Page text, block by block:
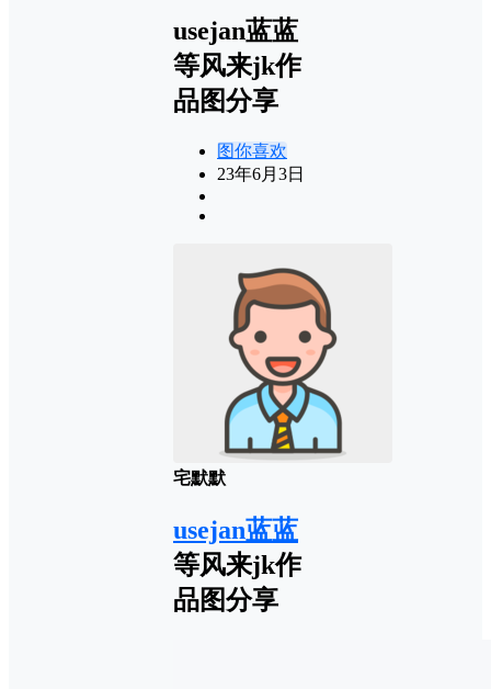
usejan蓝蓝
等风来jk作
品图分享
图你喜欢
23年6月3日
宅默默
usejan蓝蓝
等风来jk作
品图分享